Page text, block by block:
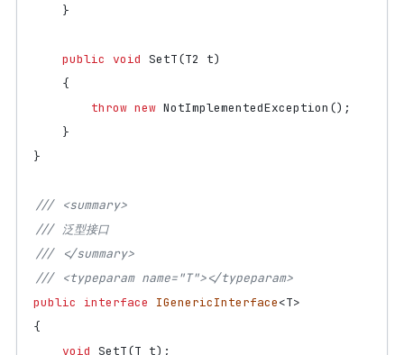
}
public void SetT(T2 t)
{
throw new NotImplementedException ();
}
}
/// <summary>
/// 泛型接口
/// </summary>
/// <typeparam name="T"></typeparam>
public
interface IGenericInterface<T>
{
void SetT(T t);